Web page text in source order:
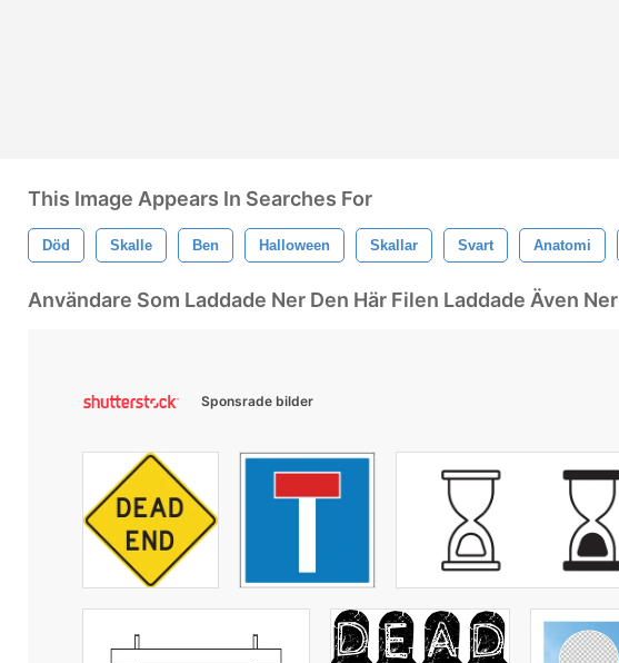
This Image Appears In Searches For
Död Skalle Ben Halloween Skallar Svart Anatomi
Användare Som Laddade Ner Den Här Filen Laddade Även Ner
Sponsrade bilder